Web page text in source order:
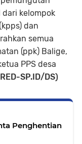
dari kelompok
dan
semua
(ppk) Balige,
PPS desa
SP.ID/DS)
Penghentian